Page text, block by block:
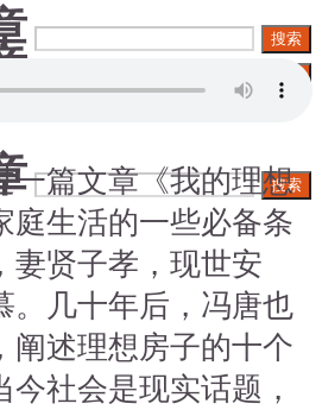
搜索
搜索
一篇文章《我的理想
庭生活的一些必备条
妻贤子孝，现世安
。几十年后，冯唐也
阐述理想房子的十个
社会是现实话题，